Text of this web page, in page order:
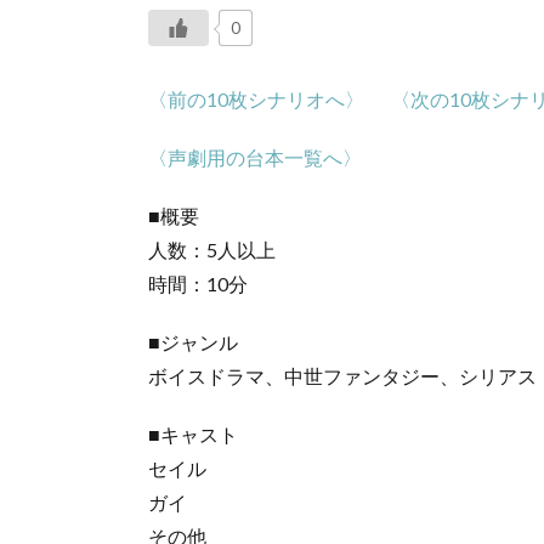
0
〈前の10枚シナリオへ〉 〈次の10枚シナ
〈声劇用の台本一覧へ〉
■概要
人数：5人以上
時間：10分
■ジャンル
ボイスドラマ、中世ファンタジー、シリアス
■キャスト
セイル
ガイ
その他